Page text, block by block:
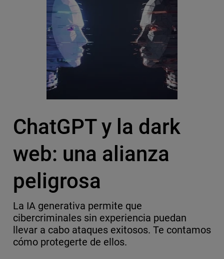
ChatGPT y la dark
web: una alianza
peligrosa
La IA generativa permite que
cibercriminales sin experiencia puedan
llevar a cabo ataques exitosos. Te contamos
cómo protegerte de ellos.